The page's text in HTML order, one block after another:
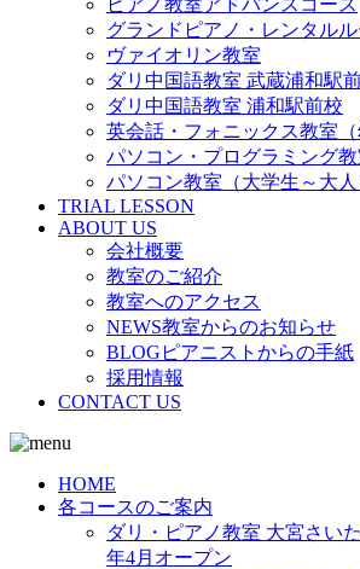
ピアノ教室アドバンスコース
グランドピアノ・レンタルル
ヴァイオリン教室
ダリ中国語教室 武蔵浦和駅
ダリ中国語教室 浦和駅前校
英会話・フォニックス教室（
パソコン・プログラミング教
パソコン教室（大学生～大人
TRIAL LESSON
ABOUT US
会社概要
教室のご紹介
教室へのアクセス
NEWS教室からのお知らせ
BLOGピアニストからの手紙
採用情報
CONTACT US
HOME
各コースのご案内
ダリ・ピアノ教室 大宮さい
年4月オープン